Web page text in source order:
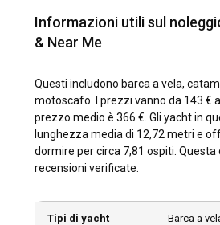
Informazioni utili sul
& Near Me
Questi includono barca a vela,
motoscafo. I prezzi vanno da 143 € a
prezzo medio è 366 €. Gli yacht in
lunghezza media di 12,72 metri e
dormire per circa 7,81 ospiti.
recensioni verificate.
Tipi di yacht
Barca a